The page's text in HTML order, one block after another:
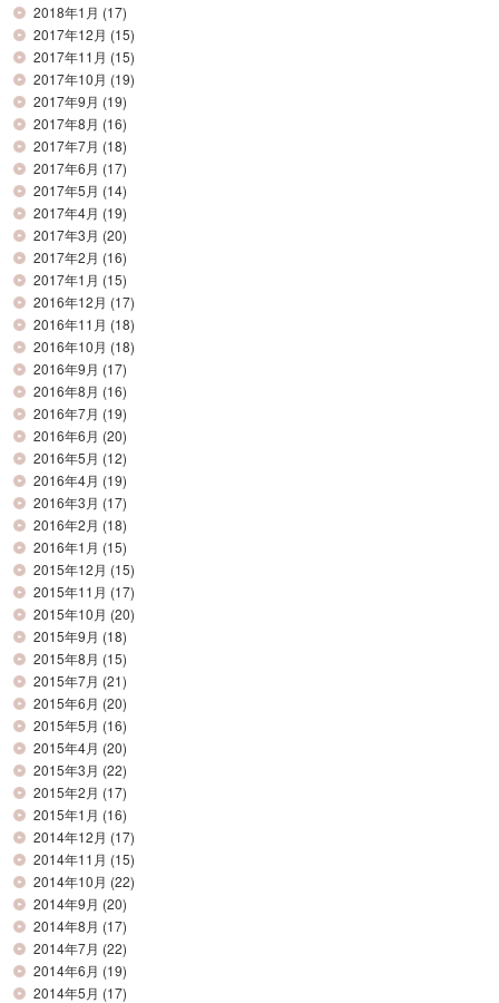
2018年1月 (17)
2017年12月 (15)
2017年11月 (15)
2017年10月 (19)
2017年9月 (19)
2017年8月 (16)
2017年7月 (18)
2017年6月 (17)
2017年5月 (14)
2017年4月 (19)
2017年3月 (20)
2017年2月 (16)
2017年1月 (15)
2016年12月 (17)
2016年11月 (18)
2016年10月 (18)
2016年9月 (17)
2016年8月 (16)
2016年7月 (19)
2016年6月 (20)
2016年5月 (12)
2016年4月 (19)
2016年3月 (17)
2016年2月 (18)
2016年1月 (15)
2015年12月 (15)
2015年11月 (17)
2015年10月 (20)
2015年9月 (18)
2015年8月 (15)
2015年7月 (21)
2015年6月 (20)
2015年5月 (16)
2015年4月 (20)
2015年3月 (22)
2015年2月 (17)
2015年1月 (16)
2014年12月 (17)
2014年11月 (15)
2014年10月 (22)
2014年9月 (20)
2014年8月 (17)
2014年7月 (22)
2014年6月 (19)
2014年5月 (17)